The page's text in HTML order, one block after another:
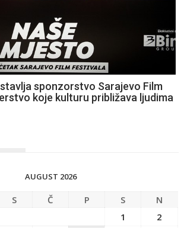
sponzorstvo Sarajevo Film
koje kulturu približava ljudima
AUGUST 2026
S Č P S
N
1
2